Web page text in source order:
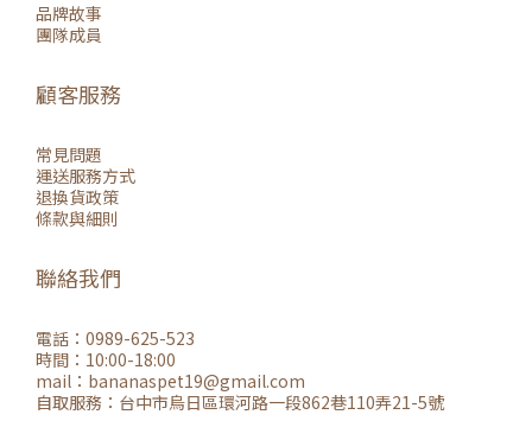
品牌故事
團隊成員
顧客服務
常見問題
運送服務方式
退換貨政策
條款與細則
聯絡我們
電話：0989-625-523
時間：10:00-18:00
mail： bananaspet19@gmail.com
自取服務： 台中市烏日區環河路一段862巷110弄21-5號